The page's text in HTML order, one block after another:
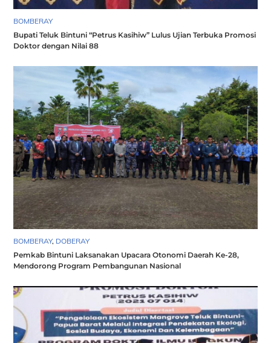
BOMBERAY
Bupati Teluk Bintuni “Petrus Kasihiw” Lulus Ujian Terbuka Promosi
Doktor dengan Nilai 88
BOMBERAY, DOBERAY
Pemkab Bintuni Laksanakan Upacara Otonomi Daerah Ke-28,
Mendorong Program Pembangunan Nasional